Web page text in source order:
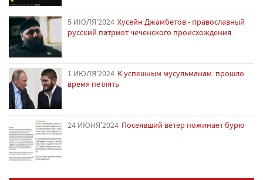
5 ИЮЛЯ'2024 Хусейн Джамбетов - православный
русский патриот чеченского происхождения
1 ИЮЛЯ'2024 К успешным мусульманам: прошло
время петлять
24 ИЮНЯ'2024 Посеявший ветер пожинает бурю